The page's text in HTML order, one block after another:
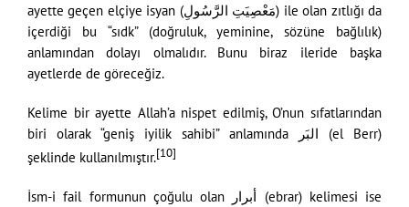
ayette geçen elçiye isyan (مَعْصِيَتِ الرَّسُولِ) ile olan zıtlığı da
içerdiği bu “sıdk” (doğruluk, yeminine, sözüne bağlılık)
anlamından dolayı olmalıdır. Bunu biraz ileride başka
ayetlerde de göreceğiz.
Kelime bir ayette Allah’a nispet edilmiş, O’nun sıfatlarından
biri olarak “geniş iyilik sahibi” anlamında البَر (el Berr)
şeklinde kullanılmıştır.[10]
İsm-i fail formunun çoğulu olan أبرار (ebrar) kelimesi ise